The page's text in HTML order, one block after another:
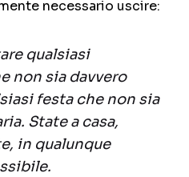
necessario uscire:
qualsiasi
non sia davvero
festa che non sia
State a casa,
in qualunque